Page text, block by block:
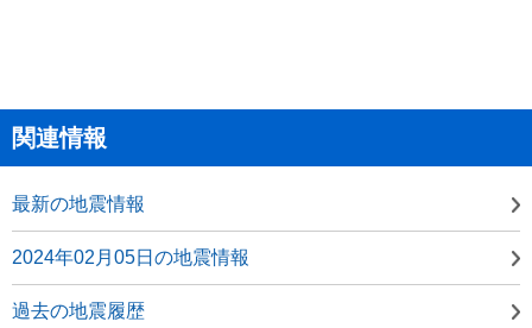
関連情報
最新の地震情報
2024年02月05日の地震情報
過去の地震履歴